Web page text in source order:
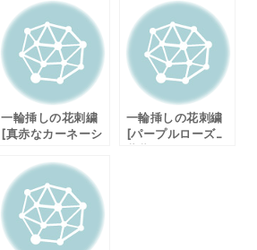
一輪挿しの花刺繍
[真赤なカーネーシ
ぷりけ仕上げ
一輪挿しの花刺繍
[パープルローズ_